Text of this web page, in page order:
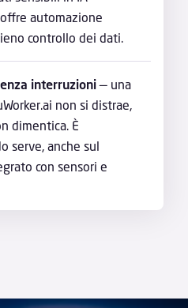
automazione
controllo dei dati.
interruzioni— una
non si distrae,
dimentica. È
serve, anche sul
con sensori e